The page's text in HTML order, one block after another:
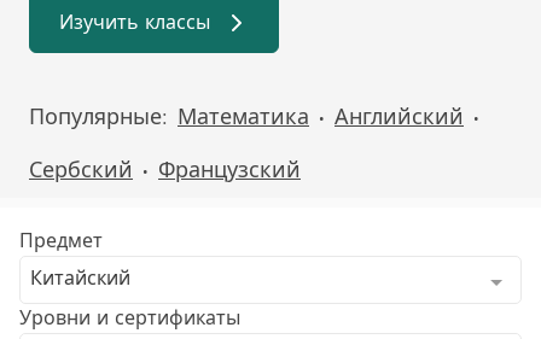
Изучить классы
Популярные: Математика • Английский •
Сербский • Французский
Предмет
Китайский
Уровни и сертификаты